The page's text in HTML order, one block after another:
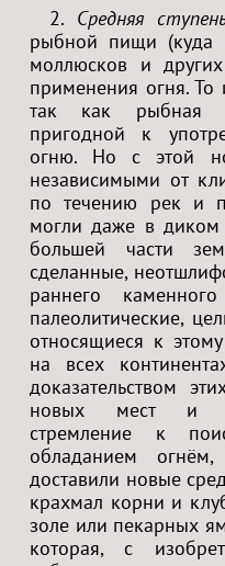
2. Средняя
рыбной пищи (куда
моллюсков и
применения огня. То
так как рыбная
пригодной к
огню. Но с этой
независимыми от
по течению рек и
могли даже в диком
большей части
сделанные,
раннего
палеолитические,
относящиеся к
на всех
доказательством
новых мест и
стремление к
обладанием
доставили новые
крахмал корни и
золе или пекарных
которая, с